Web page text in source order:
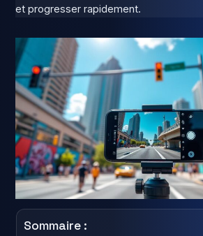
et progresser rapidement.
Sommaire :